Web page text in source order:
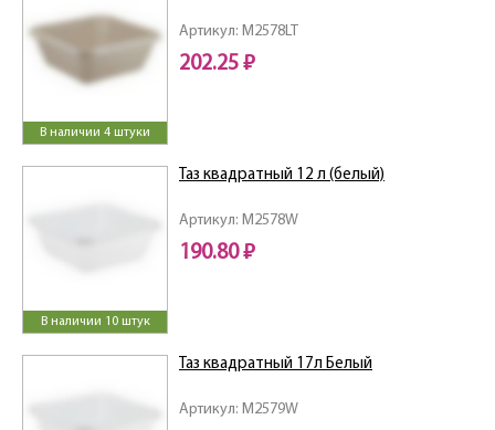
В наличии 4 штуки
Артикул: M2578LT
202.25 ₽
В наличии 10 штук
Артикул: M2578W
Таз квадратный 12 л (белый)
190.80 ₽
Артикул: M2579W
Таз квадратный 17л Белый